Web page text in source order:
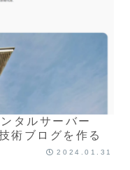
タルサーバー
術ブログを作る
2024.01.31